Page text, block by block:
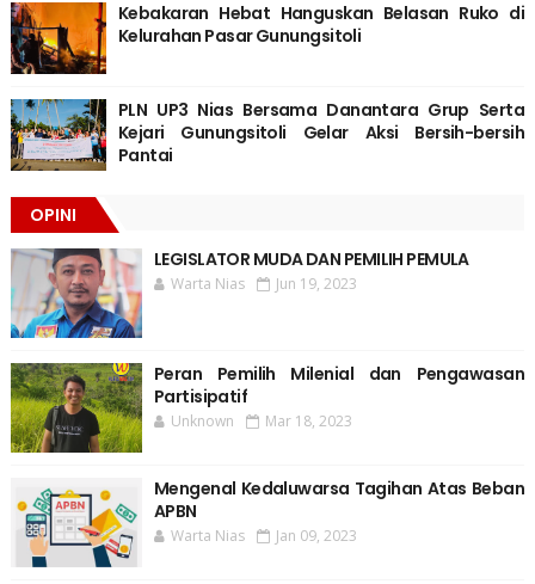
Kebakaran Hebat Hanguskan Belasan Ruko di
Kelurahan Pasar Gunungsitoli
PLN UP3 Nias Bersama Danantara Grup Serta
Kejari Gunungsitoli Gelar Aksi Bersih-bersih
Pantai
OPINI
LEGISLATOR MUDA DAN PEMILIH PEMULA
Warta Nias Jun 19, 2023
Peran Pemilih Milenial dan Pengawasan
Partisipatif
Unknown Mar 18, 2023
Mengenal Kedaluwarsa Tagihan Atas Beban
APBN
Warta Nias Jan 09, 2023